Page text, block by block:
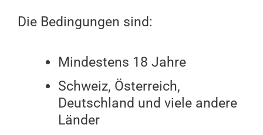
Die Bedingungen sind:
Mindestens 18 Jahre
Schweiz, Österreich,
Deutschland und viele andere
Länder